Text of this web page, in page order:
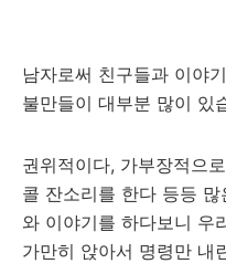
남자로써 친구들과 이야
불만들이 대부분 많이 있
권위적이다, 가부장적으
콜 잔소리를 한다 등등
와 이야기를 하다보니 우
가만히 앉아서 명령만 내